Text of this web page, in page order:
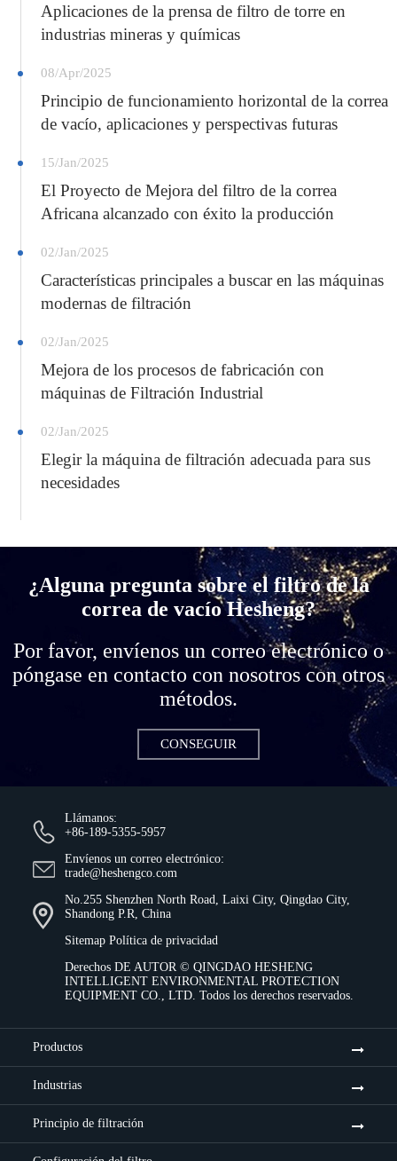
Aplicaciones de la prensa de filtro de torre en
industrias mineras y químicas
08/Apr/2025
Principio de funcionamiento horizontal de la correa
de vacío, aplicaciones y perspectivas futuras
15/Jan/2025
El Proyecto de Mejora del filtro de la correa
Africana alcanzado con éxito la producción
02/Jan/2025
Características principales a buscar en las máquinas
modernas de filtración
02/Jan/2025
Mejora de los procesos de fabricación con
máquinas de Filtración Industrial
02/Jan/2025
Elegir la máquina de filtración adecuada para sus
necesidades
¿Alguna pregunta sobre el filtro de la
correa de vacío Hesheng?
Por favor, envíenos un correo electrónico o
póngase en contacto con nosotros con otros
métodos.
CONSEGUIR
Llámanos:
+86-189-5355-5957
Envíenos un correo electrónico:
trade@heshengco.com
No.255 Shenzhen North Road, Laixi City, Qingdao City,
Shandong P.R, China
Sitemap Política de privacidad
Derechos DE AUTOR © QINGDAO HESHENG
INTELLIGENT ENVIRONMENTAL PROTECTION
EQUIPMENT CO., LTD. Todos los derechos reservados.
Productos
Industrias
Principio de filtración